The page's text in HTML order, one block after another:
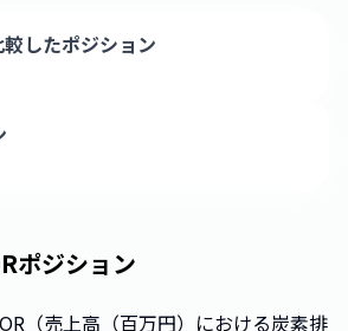
したポジション
ポジション
（売上高（百万円）における炭素排